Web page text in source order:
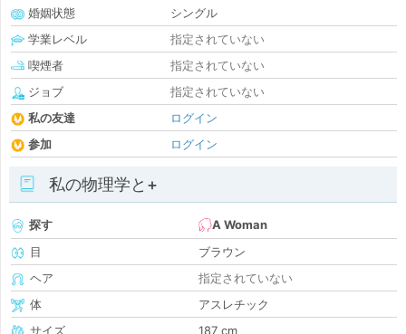
婚姻状態
シングル
学業レベル
指定されていない
喫煙者
指定されていない
ジョブ
指定されていない
私の友達
ログイン
参加
ログイン
私の物理学と+
探す
A Woman
目
ブラウン
ヘア
指定されていない
体
アスレチック
サイズ
187 cm